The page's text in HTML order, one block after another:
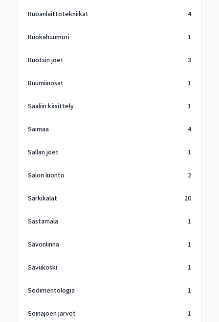
Ruoanlaittotekniikat 4
Ruokahuumori 1
Ruotsin joet 3
Ruumiinosat 1
Saaliin käsittely 1
Saimaa 4
Sallan joet 1
Salon luonto 2
Särkikalat 20
Sastamala 1
Savonlinna 1
Savukoski 1
Sedimentologia 1
Seinäjoen järvet 1